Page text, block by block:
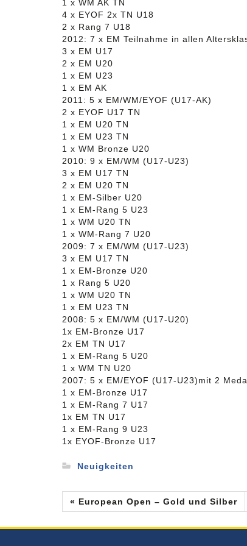
1 x WM AK TN
4 x EYOF 2x TN U18
2 x Rang 7 U18
2012: 7 x EM Teilnahme in allen
3 x EM U17
2 x EM U20
1 x EM U23
1 x EM AK
2011: 5 x EM/WM/EYOF (U17-AK)
2 x EYOF U17 TN
1 x EM U20 TN
1 x EM U23 TN
1 x WM Bronze U20
2010: 9 x EM/WM (U17-U23)
3 x EM U17 TN
2 x EM U20 TN
1 x EM-Silber U20
1 x EM-Rang 5 U23
1 x WM U20 TN
1 x WM-Rang 7 U20
2009: 7 x EM/WM (U17-U23)
3 x EM U17 TN
1 x EM-Bronze U20
1 x Rang 5 U20
1 x WM U20 TN
1 x EM U23 TN
2008: 5 x EM/WM (U17-U20)
1x EM-Bronze U17
2x EM TN U17
1 x EM-Rang 5 U20
1 x WM TN U20
2007: 5 x EM/EYOF (U17-U23)mit 2
1 x EM-Bronze U17
1 x EM-Rang 7 U17
1x EM TN U17
1 x EM-Rang 9 U23
1x EYOF-Bronze U17
Neuigkeiten
« European Open – Gold und Silber